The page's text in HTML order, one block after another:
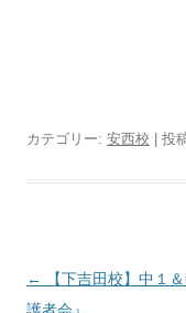
カテゴリー: 安西校 | 投
投
稿
←
【下吉田校】中１
護者会』